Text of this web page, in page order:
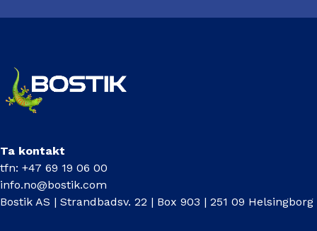
Ta kontakt
tfn: +47 69 19 06 00
info.no@bostik.com
Bostik AS | Strandbadsv. 22 | Box 903 | 251 09 Helsingborg